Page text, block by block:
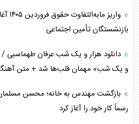
برنامه هفتم توسعه در نقطه کور
اوکراین بازوی مخرب آمریکا در غرب آسیا
اهمیت راهبردی اردن برای آمریکا
پیام، ظرفیت بالفعل‌نشده تجارت ایران
بازنشستگان تأمین اجتماعی
دانلود هزار و یک شب عرفان طهماسبی /
و یک شب» مهمان قلب‌ها شد + متن
بازگشت مهندس به خانه؛ محسن
رسماً کار خود را آغاز کرد